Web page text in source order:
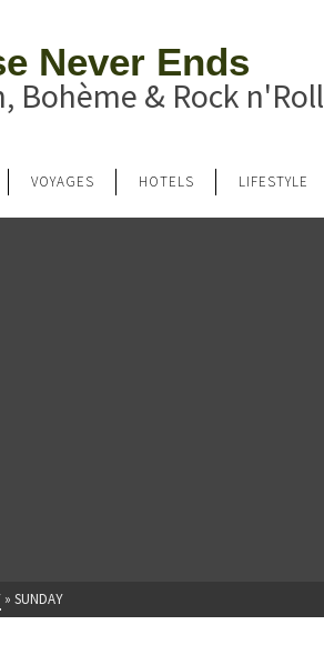
Never Ends
Bohème & Rock n'Roll
VOYAGES HOTELS LIFESTYLE
» SUNDAY